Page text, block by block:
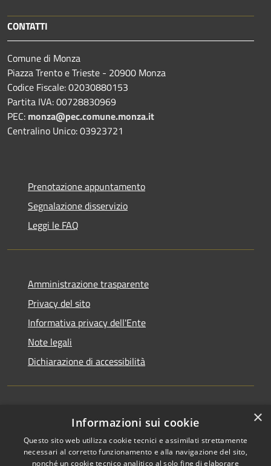
CONTATTI
Comune di Monza
Piazza Trento e Trieste - 20900 Monza
Codice Fiscale: 02030880153
Partita IVA: 00728830969
PEC: monza@pec.comune.monza.it
Centralino Unico: 03923721
Prenotazione appuntamento
Segnalazione disservizio
Leggi le FAQ
Amministrazione trasparente
Privacy del sito
Informativa privacy dell'Ente
Note legali
Dichiarazione di accessibilità
Newsletter ×
Informazioni sui cookie
Questo sito web utilizza cookie tecnici e assimilati strettamente
necessari al corretto funzionamento e alla navigazione del sito,
nonché un cookie tecnico analitico al solo fine di elaborare